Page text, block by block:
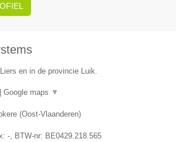
en in de provincie Luik.
Google maps ▼
(Oost-Vlaanderen)
-, BTW-nr: BE0429.218.565